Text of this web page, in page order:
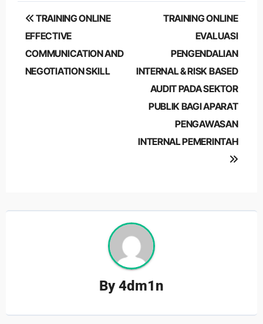
Post
navigation
TRAINING ONLINE
EFFECTIVE
COMMUNICATION AND
NEGOTIATION SKILL
TRAINING ONLINE
EVALUASI
PENGENDALIAN
INTERNAL & RISK BASED
AUDIT PADA SEKTOR
PUBLIK BAGI APARAT
PENGAWASAN
INTERNAL PEMERINTAH
By4dm1n